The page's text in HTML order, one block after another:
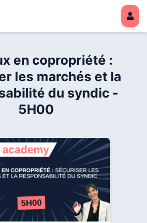
en copropriété :
les marchés et la
du syndic -
5H00